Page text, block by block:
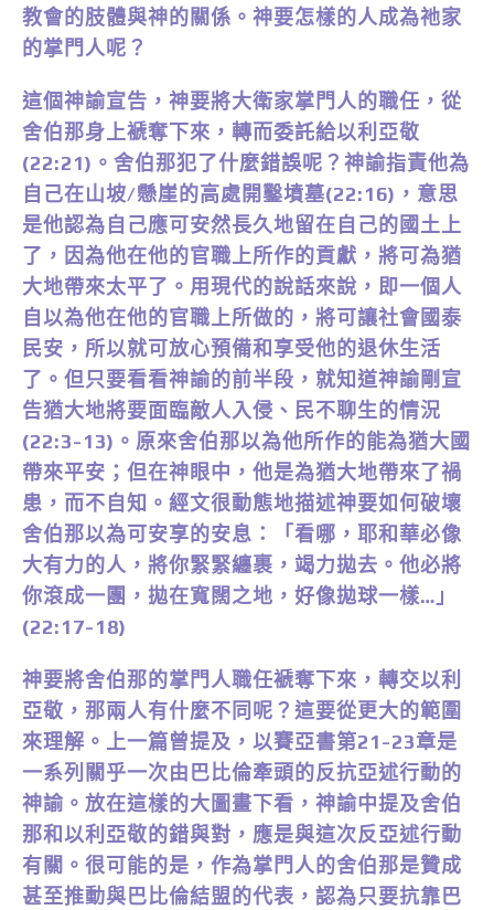
教會的肢體與神的關係。神要怎樣的人成為祂家
的掌門人呢？
這個神諭宣告，神要將大衛家掌門人的職任，從
舍伯那身上褫奪下來，轉而委託給以利亞敬
(22:21)。舍伯那犯了什麼錯誤呢？神諭指責他為
自己在山坡/懸崖的高處開鑿墳墓(22:16)，意思
是他認為自己應可安然長久地留在自己的國土上
了，因為他在他的官職上所作的貢獻，將可為猶
大地帶來太平了。用現代的說話來說，即一個人
自以為他在他的官職上所做的，將可讓社會國泰
民安，所以就可放心預備和享受他的退休生活
了。但只要看看神諭的前半段，就知道神諭剛宣
告猶大地將要面臨敵人入侵、民不聊生的情況
(22:3-13)。原來舍伯那以為他所作的能為猶大國
帶來平安；但在神眼中，他是為猶大地帶來了禍
患，而不自知。經文很動態地描述神要如何破壞
舍伯那以為可安享的安息：「看哪，耶和華必像
大有力的人，將你緊緊纏裹，竭力拋去。他必將
你滾成一團，拋在寬闊之地，好像拋球一樣…」
(22:17-18)
神要將舍伯那的掌門人職任褫奪下來，轉交以利
亞敬，那兩人有什麼不同呢？這要從更大的範圍
來理解。上一篇曾提及，以賽亞書第21-23章是
一系列關乎一次由巴比倫牽頭的反抗亞述行動的
神諭。放在這樣的大圖畫下看，神諭中提及舍伯
那和以利亞敬的錯與對，應是與這次反亞述行動
有關。很可能的是，作為掌門人的舍伯那是贊成
甚至推動與巴比倫結盟的代表，認為只要抗靠巴